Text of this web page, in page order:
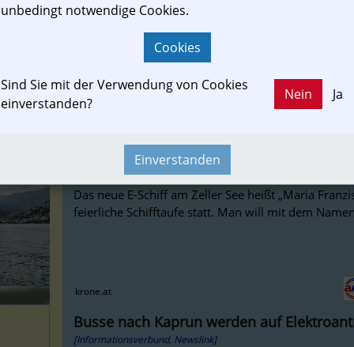
Die Delegation fordert eine rasche Umsetzung der
Modernisierung und Elektrifizierung im Bezirk
Neues Elektro-Schiff nach Trapp-Familie
[Informationsverbund, Newslink]
Das neue E-Schiff am Zeller See heißt „Maria
feierliche Schifftaufe statt. Man will mit dem
krone.at
Busse nach Kaprun werden auf
[Informationsverbund, Newslink]
unbedingt notwendige Cookies.
Cookies
Sind Sie mit der Verwendung von Cookies
einverstanden?
Nein Ja
Einverstanden